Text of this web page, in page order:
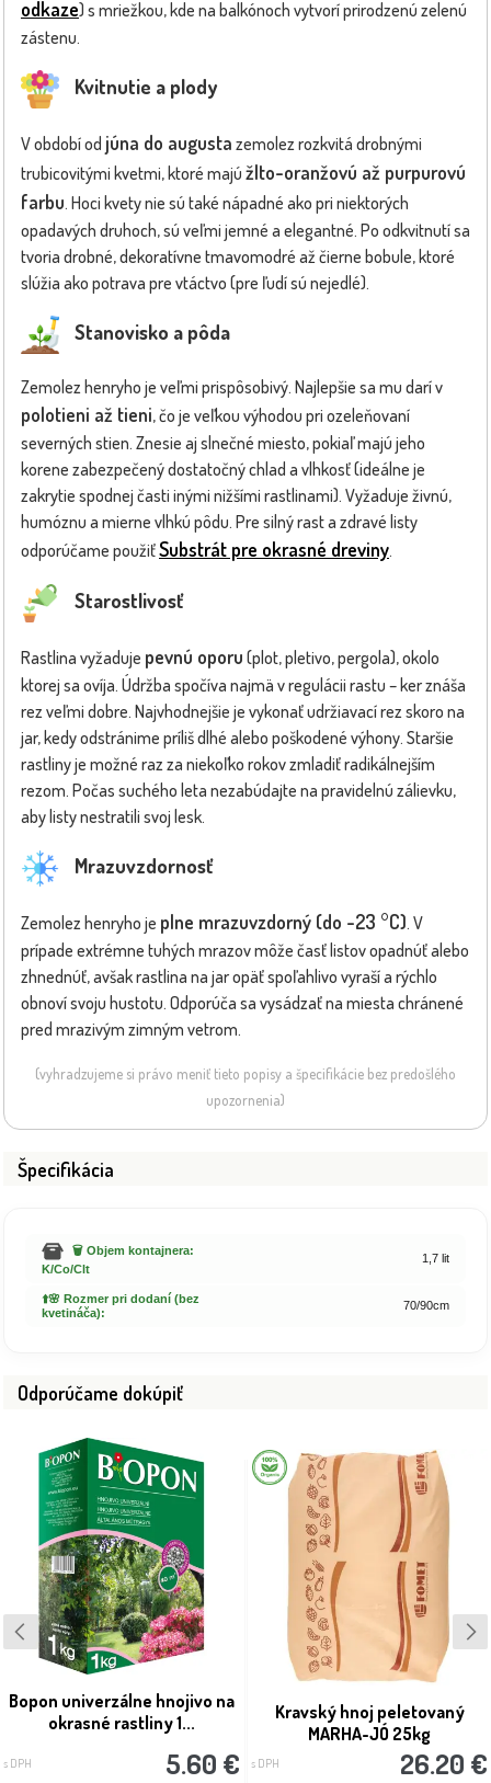
odkaze) s mriežkou, kde na balkónoch vytvorí prirodzenú zelenú
zástenu.
Kvitnutie a plody
V období od júna do augusta zemolez rozkvitá drobnými
trubicovitými kvetmi, ktoré majú žlto-oranžovú až purpurovú
farbu. Hoci kvety nie sú také nápadné ako pri niektorých
opadavých druhoch, sú veľmi jemné a elegantné. Po odkvitnutí sa
tvoria drobné, dekoratívne tmavomodré až čierne bobule, ktoré
slúžia ako potrava pre vtáctvo (pre ľudí sú nejedlé).
Stanovisko a pôda
Zemolez henryho je veľmi prispôsobivý. Najlepšie sa mu darí v
polotieni až tieni, čo je veľkou výhodou pri ozeleňovaní
severných stien. Znesie aj slnečné miesto, pokiaľ majú jeho
korene zabezpečený dostatočný chlad a vlhkosť (ideálne je
zakrytie spodnej časti inými nižšími rastlinami). Vyžaduje živnú,
humóznu a mierne vlhkú pôdu. Pre silný rast a zdravé listy
odporúčame použiťSubstrát pre okrasné dreviny.
Starostlivosť
Rastlina vyžaduje pevnú oporu (plot, pletivo, pergola), okolo
ktorej sa ovíja. Údržba spočíva najmä v regulácii rastu – ker znáša
rez veľmi dobre. Najvhodnejšie je vykonať udržiavací rez skoro na
jar, kedy odstránime príliš dlhé alebo poškodené výhony. Staršie
rastliny je možné raz za niekoľko rokov zmladiť radikálnejším
rezom. Počas suchého leta nezabúdajte na pravidelnú zálievku,
aby listy nestratili svoj lesk.
Mrazuvzdornosť
Zemolez henryho je plne mrazuvzdorný (do -23 °C). V
prípade extrémne tuhých mrazov môže časť listov opadnúť alebo
zhnednúť, avšak rastlina na jar opäť spoľahlivo vyraší a rýchlo
obnoví svoju hustotu. Odporúča sa vysádzať na miesta chránené
pred mrazivým zimným vetrom.
(vyhradzujeme si právo meniť tieto popisy a špecifikácie bez predošlého
upozornenia)
Špecifikácia
🗑️ Objem kontajnera:
K/Co/Clt
1,7 lit
⬆️🌸 Rozmer pri dodaní (bez
kvetináča):
70/90cm
Odporúčame dokúpiť
Bopon univerzálne hnojivo na
okrasné rastliny 1...
s DPH 5.60 €
Kravský hnoj peletovaný
MARHA-JÓ 25kg
s DPH 26.20 €